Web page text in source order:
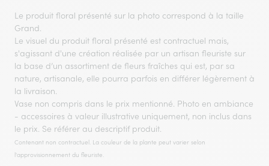
Le produit floral présenté sur la photo correspond à la taille
Grand.
Le visuel du produit floral présenté est contractuel mais,
s'agissant d'une création réalisée par un artisan fleuriste sur
la base d’un assortiment de fleurs fraîches qui est, par sa
nature, artisanale, elle pourra parfois en différer légèrement à
la livraison.
Vase non compris dans le prix mentionné. Photo en ambiance
- accessoires à valeur illustrative uniquement, non inclus dans
le prix. Se référer au descriptif produit.
Contenant non contractuel. La couleur de la plante peut varier selon
l'approvisionnement du fleuriste.